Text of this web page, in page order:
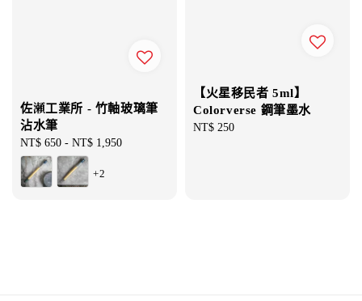
佐瀬工業所 - 竹軸玻璃筆
沾水筆
Regular
price
NT$ 650 - NT$ 1,950
+2
【火星移民者 5ml】
Colorverse 鋼筆墨水
Regular
NT$ 250